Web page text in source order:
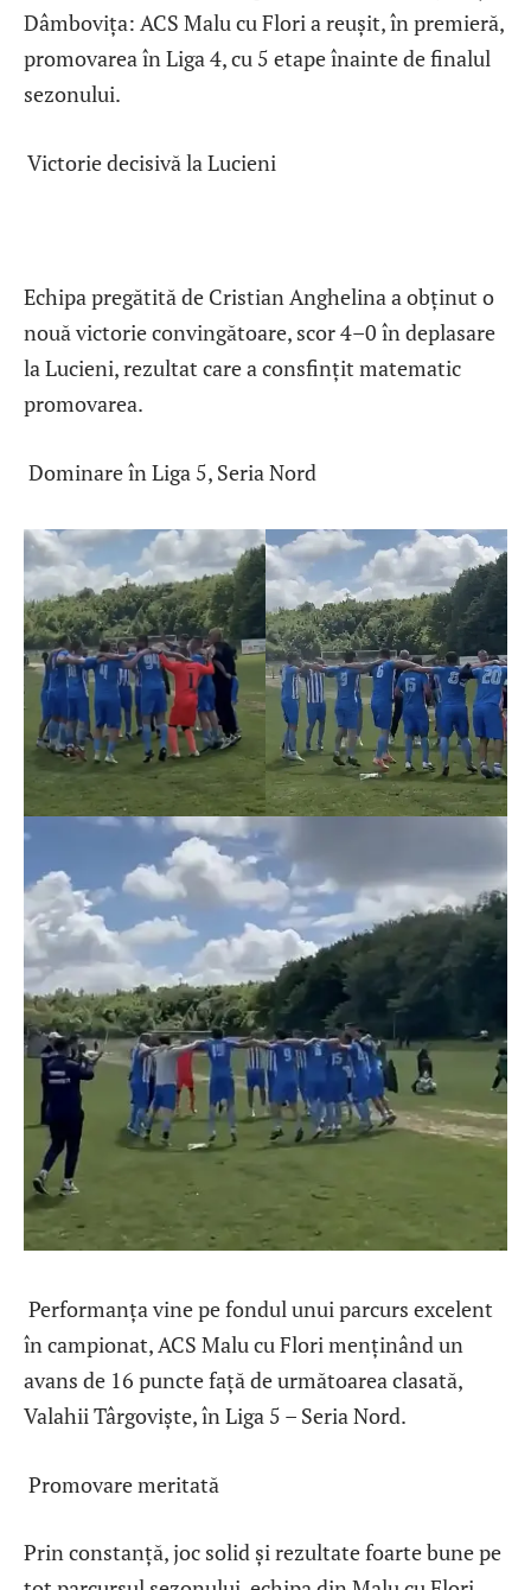
Dâmbovița: ACS Malu cu Flori a reușit, în premieră,
promovarea în Liga 4, cu 5 etape înainte de finalul
sezonului.
Victorie decisivă la Lucieni
Echipa pregătită de Cristian Anghelina a obținut o
nouă victorie convingătoare, scor 4–0 în deplasare
la Lucieni, rezultat care a consfințit matematic
promovarea.
Dominare în Liga 5, Seria Nord
Performanța vine pe fondul unui parcurs excelent
în campionat, ACS Malu cu Flori menținând un
avans de 16 puncte față de următoarea clasată,
Valahii Târgoviște, în Liga 5 – Seria Nord.
Promovare meritată
Prin constanță, joc solid și rezultate foarte bune pe